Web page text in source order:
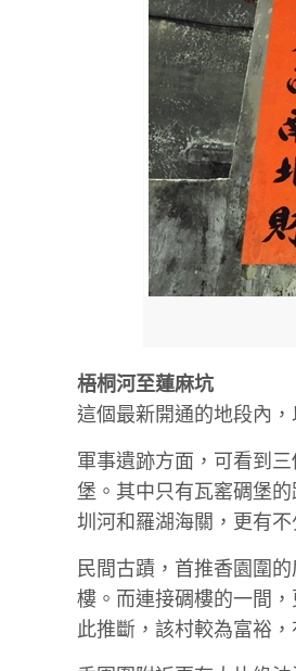
梧桐河至蓮麻坑
這個最新開通的地段內
軍事遺跡方面，可看到
堡。其中只有瓦窰碉堡
圳河和羅湖海關，更有
民間古蹟，首推香園圍
樓。而連接碉樓的一間
此推斷，該村較為富裕